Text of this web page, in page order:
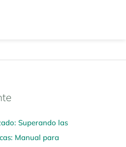
Superando las
Manual para